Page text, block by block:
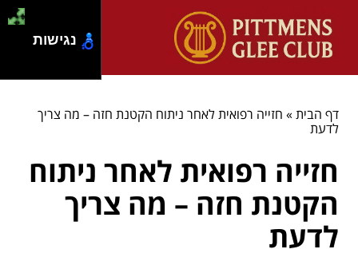
דף הבית» חזייה רפואית לאחר ניתוח הקטנת חזה – מה צריך
לדעת
חזייה רפואית לאחר ניתוח
הקטנת חזה – מה צריך
לדעת
נגישות